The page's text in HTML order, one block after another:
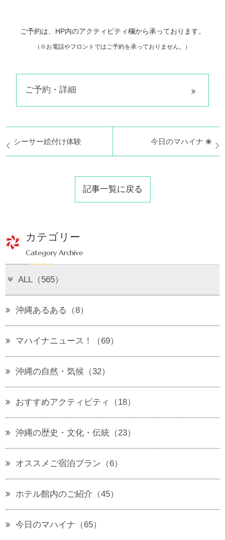
ご予約は、HP内のアクティビティ欄から承っております。
（※お電話やフロントではご予約を承っておりません。）
ご予約・詳細
シーサー絵付け体験 今日のマハイナ ❀
記事一覧に戻る
カテゴリー
Category Archive
ALL（565）
沖縄あるある（8）
マハイナニュース！（69）
沖縄の自然・気候（32）
おすすめアクティビティ（18）
沖縄の歴史・文化・伝統（23）
オススメご宿泊プラン（6）
ホテル館内のご紹介（45）
今日のマハイナ（65）